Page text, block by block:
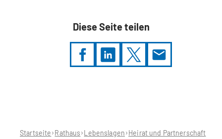
Diese Seite teilen
Startseite Rathaus Lebenslagen Heirat und Partnerschaft